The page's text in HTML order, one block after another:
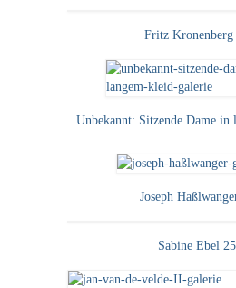
Ludwig (Luis) Neu
Ferdinand Springer
Weitere Künstler nach
Autographen /
Fritz Kronenberg
Unbekannt: Sitzende Dame in
Joseph
Sabine Ebel